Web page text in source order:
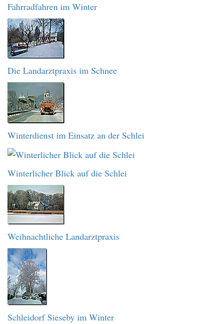
Fahrradfahren im Winter
Die Landarztpraxis im Schnee
Winterdienst im Einsatz an der Schlei
Winterlicher Blick auf die Schlei
Weihnachtliche Landarztpraxis
Schleidorf Sieseby im Winter